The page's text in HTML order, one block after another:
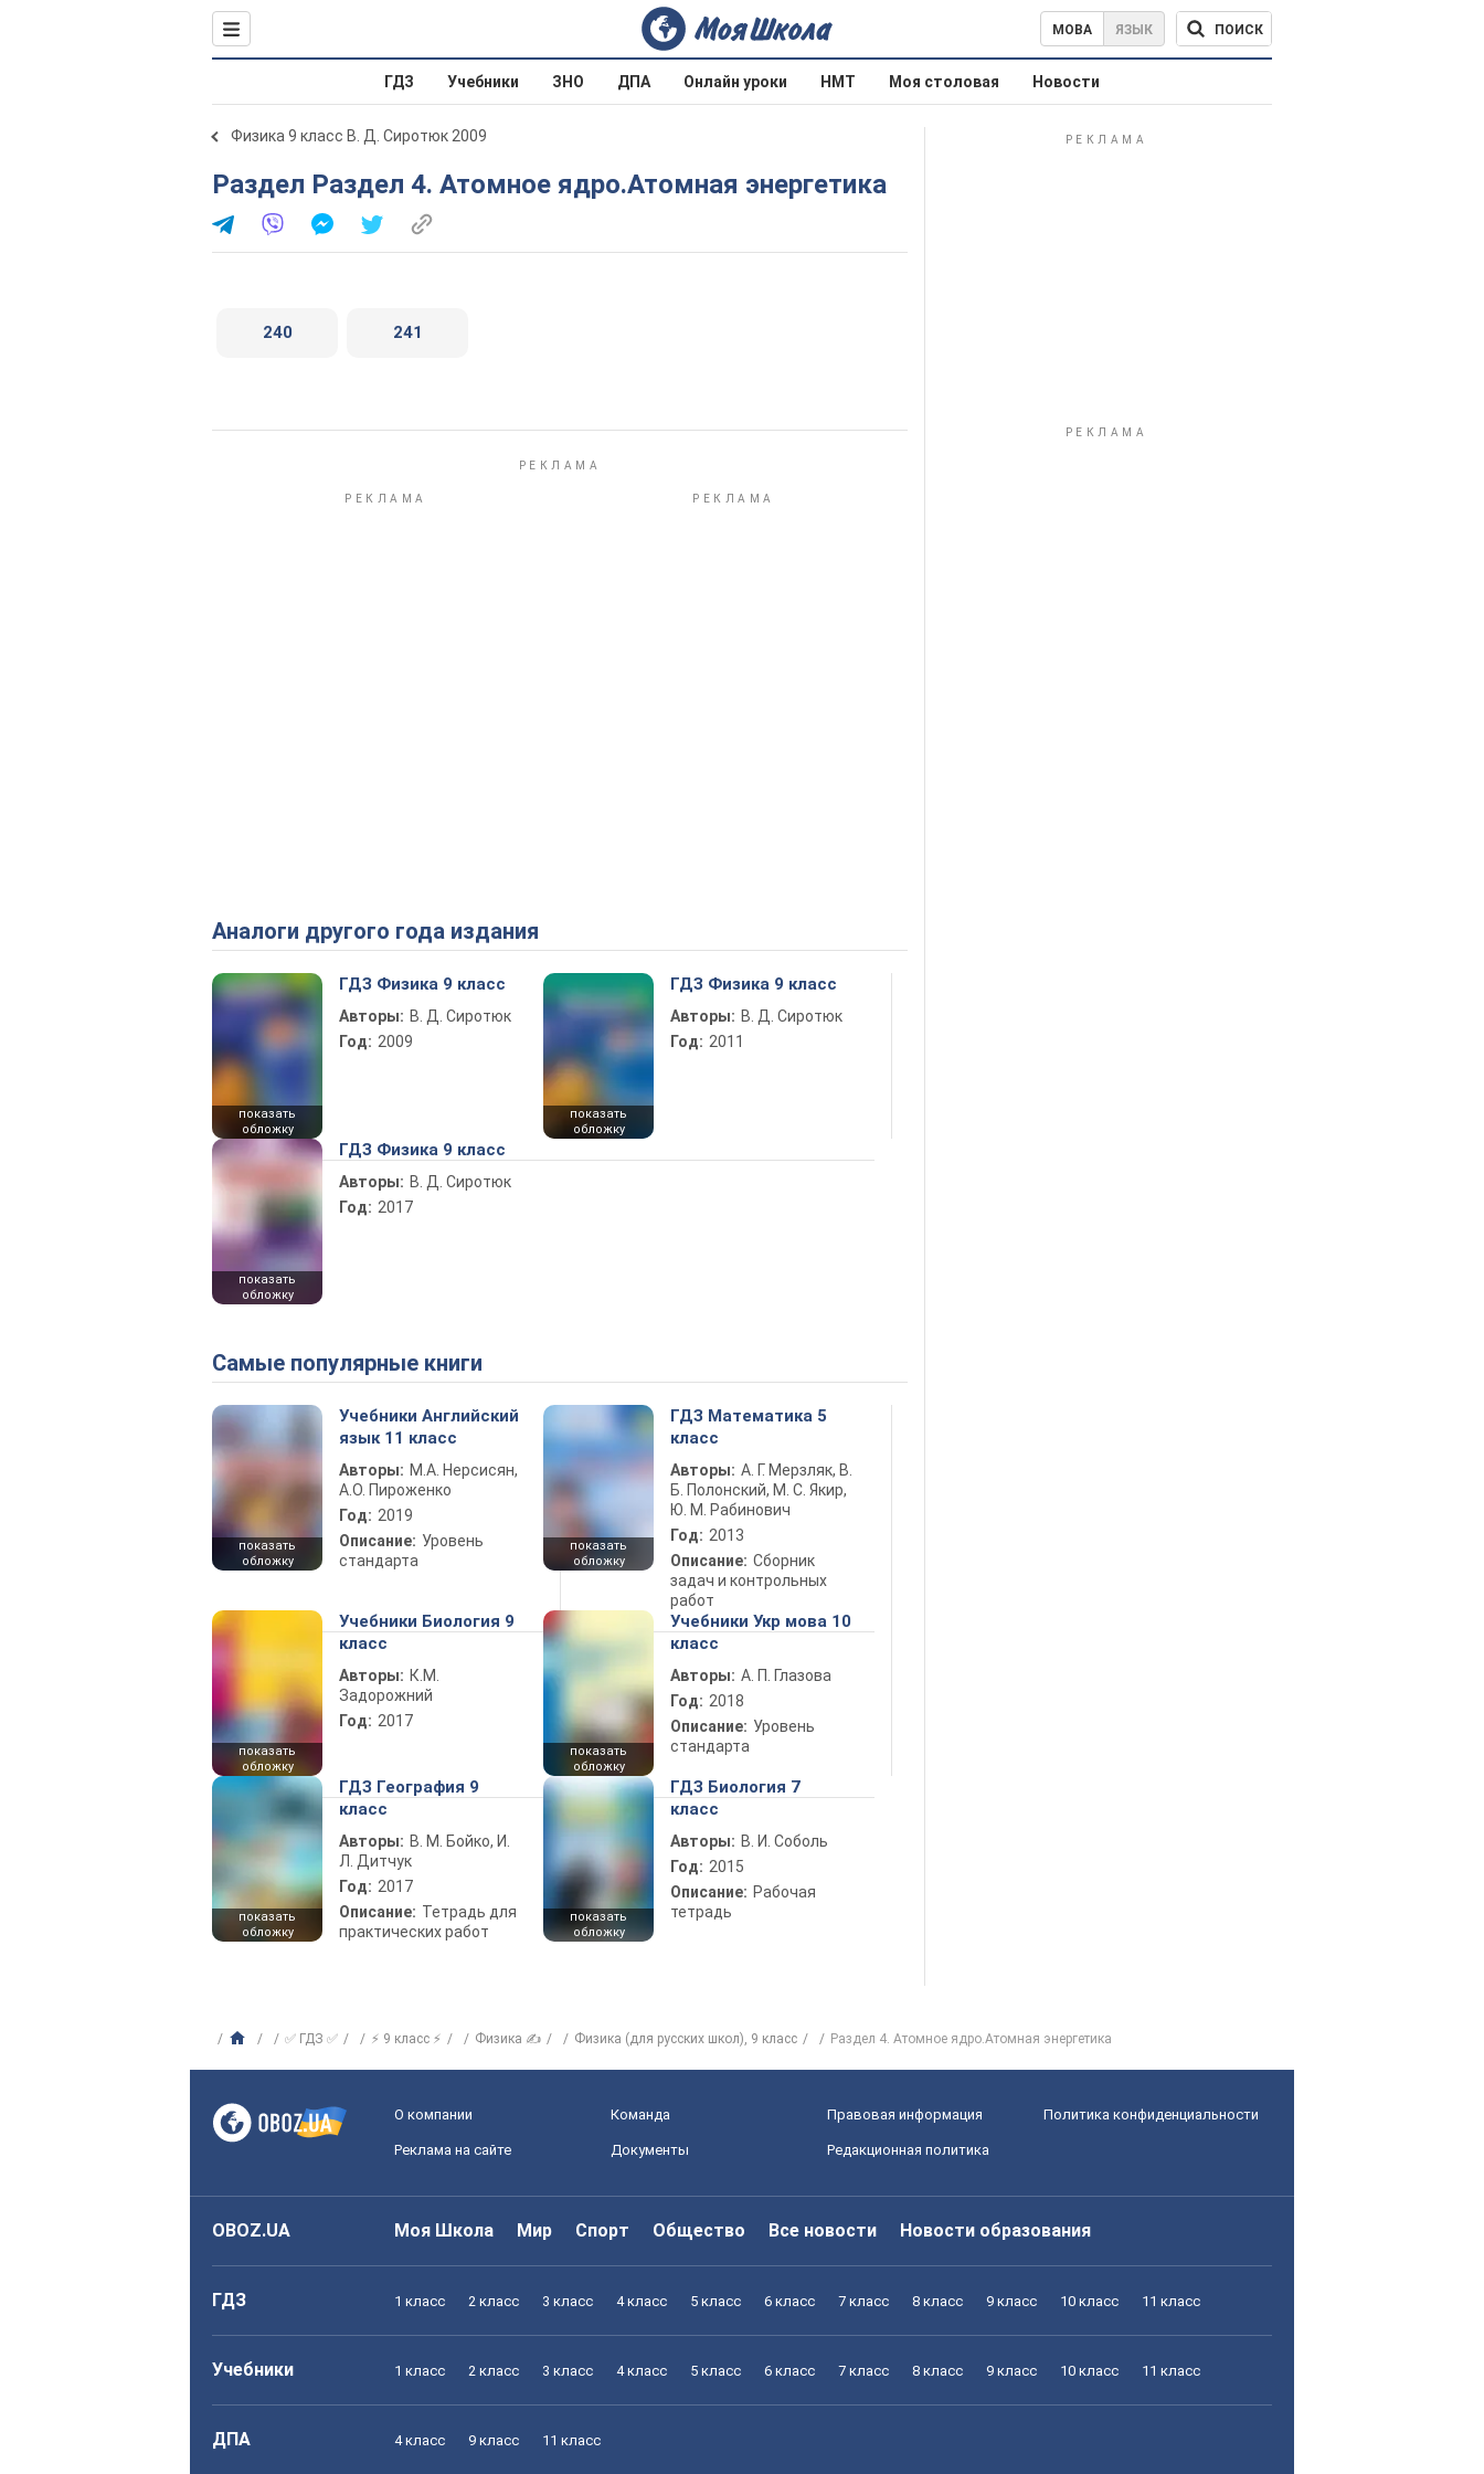
МОВА ЯЗЫК ПОИСК
ГДЗ Учебники ЗНО ДПА Онлайн уроки НМТ Моя столовая Новости
Физика 9 класс В. Д. Сиротюк 2009
Раздел Раздел 4. Атомное ядро.Атомная энергетика
240 241
Аналоги другого года издания
показать
обложку
ГДЗ Физика 9 класс
Авторы: В. Д. Сиротюк
Год: 2009
показать
обложку
ГДЗ Физика 9 класс
Авторы: В. Д. Сиротюк
Год: 2011
показать
обложку
ГДЗ Физика 9 класс
Авторы: В. Д. Сиротюк
Год: 2017
Самые популярные книги
показать
обложку
Учебники Английский
язык 11 класс
Авторы: М.А. Нерсисян,
А.О. Пироженко
Год: 2019
Описание: Уровень
стандарта
показать
обложку
ГДЗ Математика 5
класс
Авторы: А. Г. Мерзляк, В.
Б. Полонский, М. С. Якир,
Ю. М. Рабинович
Год: 2013
Описание: Сборник
задач и контрольных
работ
показать
обложку
Учебники Биология 9
класс
Авторы: К.М.
Задорожний
Год: 2017
показать
обложку
Учебники Укр мова 10
класс
Авторы: А. П. Глазова
Год: 2018
Описание: Уровень
стандарта
показать
обложку
ГДЗ География 9
класс
Авторы: В. М. Бойко, И.
Л. Дитчук
Год: 2017
Описание: Тетрадь для
практических работ
показать
обложку
ГДЗ Биология 7
класс
Авторы: В. И. Соболь
Год: 2015
Описание: Рабочая
тетрадь
✅ ГДЗ ✅ ⚡ 9 класс ⚡ Физика ✍ Физика (для русских школ), 9 класс Раздел 4. Атомное ядро.Атомная энергетика
О компании Команда Правовая информация Политика конфиденциальности
Реклама на сайте Документы Редакционная политика
OBOZ.UA Моя Школа Мир Спорт Общество Все новости Новости образования
ГДЗ 1 класс 2 класс 3 класс 4 класс 5 класс 6 класс 7 класс 8 класс 9 класс 10 класс 11 класс
Учебники 1 класс 2 класс 3 класс 4 класс 5 класс 6 класс 7 класс 8 класс 9 класс 10 класс 11 класс
ДПА 4 класс 9 класс 11 класс